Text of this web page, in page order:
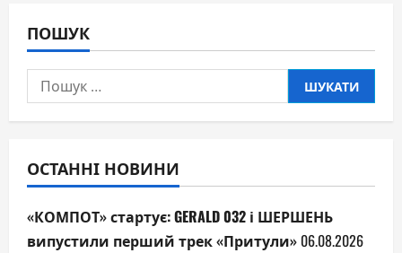
ПОШУК
Пошук:
ОСТАННІ НОВИНИ
«КОМПОТ» стартує: GERALD 032 і ШЕРШЕНЬ
випустили перший трек «Притули» 06.08.2026